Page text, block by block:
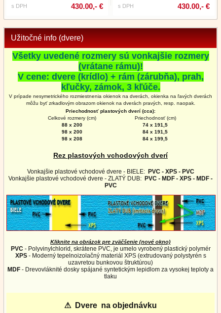
s DPH 430.00,- € s DPH 430.00,- €
Užitočné info (dvere)
Všetky uvedené rozmery sú vonkajšie rozmery
(vrátane rámu)!
V cene: dvere (krídlo) + rám (zárubňa), prah,
kľučky, zámok, 3 kľúče.
V prípade nesymetrického rozmiestnenia okienok na dverách, okienka na ľavých dverách
môžu byť zrkadlovým obrazom okienok na dverách pravých, resp. naopak.
Priechodnosť plastových dverí (cca):
Celkové rozmery (cm)
Priechodnosť (cm)
88 x 200
74 x 191,5
98 x 200
84 x 191,5
98 x 208
84 x 199,5
Rez plastových vchodových dverí
Vonkajšie plastové vchodové dvere - BIELE: PVC - XPS - PVC
Vonkajšie plastové vchodové dvere - ZLATÝ DUB: PVC - MDF - XPS - MDF -
PVC
Kliknite na obrázok pre zväčšenie (nové okno)
PVC- Polyvinylchlorid, skrátene PVC, je umelo vyrobený plastický polymér
XPS- Moderný tepelnoizolačný materiál XPS (extrudovaný polystyrén s
uzavretou bunkovou štruktúrou)
MDF - Drevovláknité dosky spájané syntetickým lepidlom za vysokej teploty a
tlaku
⚠ Dvere na objednávku